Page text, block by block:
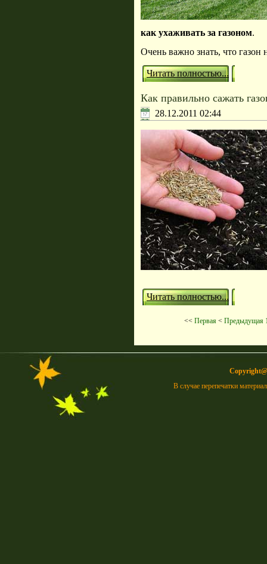
как ухаживать за газоном.
Очень важно знать, что газон
Читать полностью...
Как правильно сажать
28.12.2011 02:44
Читать полностью...
<< Первая < Предыдущая
В случае перепечатки